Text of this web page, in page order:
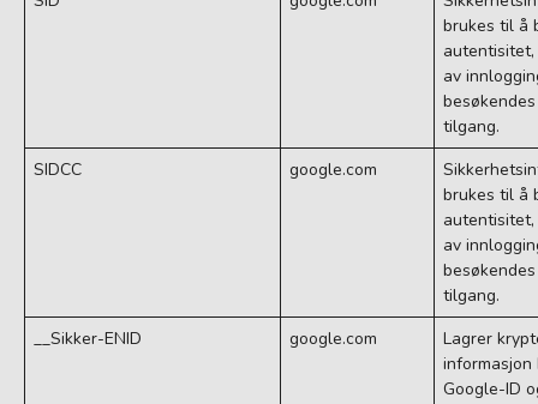
brukes til å
av
tilgang.
SIDCC
google.com
brukes til å
av
tilgang.
__Sikker-ENID
google.com
Lagrer
Google-ID